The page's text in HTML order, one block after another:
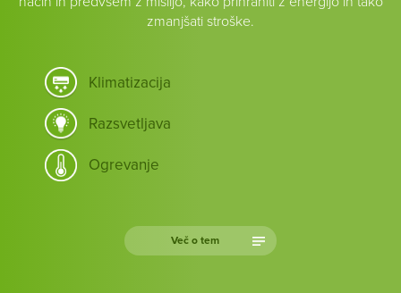
zmanjšati stroške.
Klimatizacija
Razsvetljava
Ogrevanje
Več o tem